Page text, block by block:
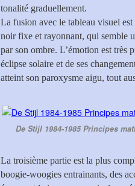
tonalité graduellement.
La fusion avec le tableau visuel est
noir fixe et rayonnant, qui semble
par son ombre. L’émotion est très
éclipse solaire et de ses
atteint son paroxysme aigu, tout
De Stijl 1984-1985 Principes
La troisième partie est la plus
boogie-woogies entrainants, des